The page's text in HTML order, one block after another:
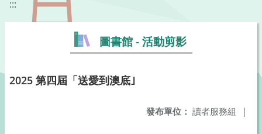
:::
圖書館 - 活動剪影
2025 第四屆「送愛到澳底｣
發布單位： 讀者服務組 |